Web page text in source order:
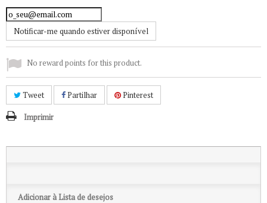
Notificar-me quando estiver disponível
No reward points for this product.
Tweet Partilhar Pinterest
Imprimir
Adicionar à Lista de desejos